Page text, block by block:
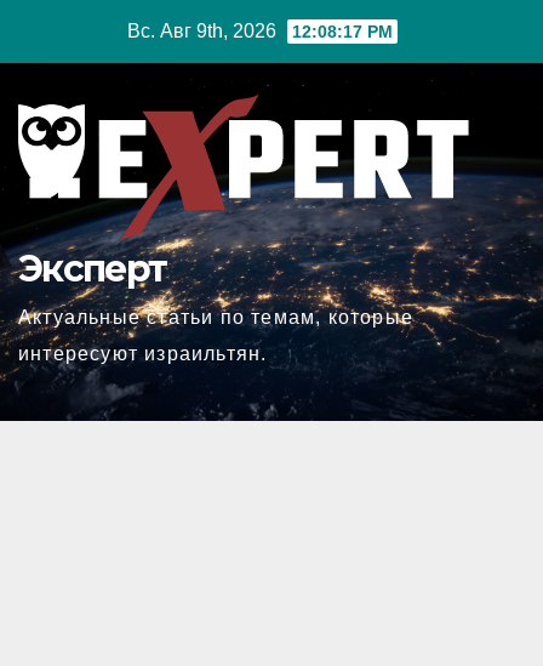
Вс. Авг 9th, 2026 12:08:18 PM
Эксперт
Актуальные статьи по темам, которые
интересуют израильтян.